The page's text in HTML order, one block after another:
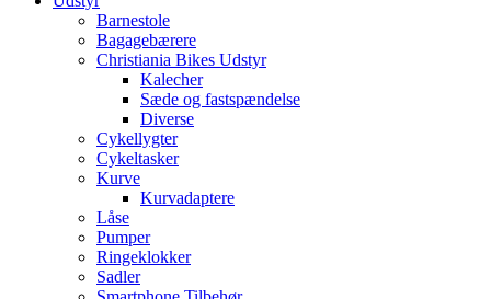
Barnestole
Bagagebærere
Christiania Bikes Udstyr
Kalecher
Sæde og fastspændelse
Diverse
Cykellygter
Cykeltasker
Kurve
Kurvadaptere
Låse
Pumper
Ringeklokker
Sadler